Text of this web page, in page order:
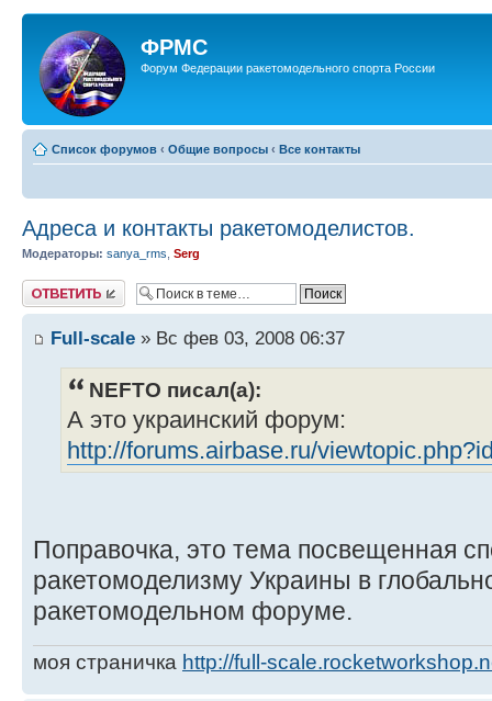
ФРМС
Форум Федерации ракетомодельного спорта России
Список форумов ‹ Общие вопросы ‹ Все контакты
Адреса и контакты ракетомоделистов.
Модераторы: sanya_rms Serg
Ответить
Full-scale » Вс фев 03, 2008 06:37
NEFTO писал(а):
А это украинский форум:
http://forums.airbase.ru/
Поправочка, это тема посвещенная
ракетомоделизму Украины в
ракетомодельном форуме.
моя страничка http://full-